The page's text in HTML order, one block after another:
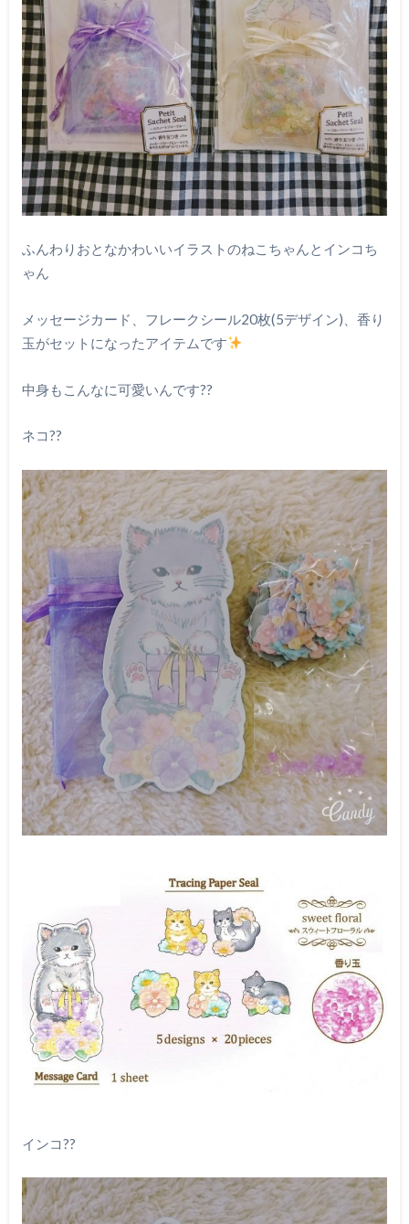
ふんわりおとなかわいいイラストのねこちゃんとインコち
ゃん
メッセージカード、フレークシール20枚(5デザイン)、香り
玉がセットになったアイテムです
中身もこんなに可愛いんです??
ネコ??
インコ??